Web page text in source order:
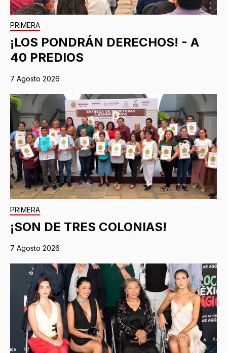
PRIMERA
¡LOS PONDRÁN DERECHOS! - A
40 PREDIOS
7 Agosto 2026
PRIMERA
¡SON DE TRES COLONIAS!
7 Agosto 2026